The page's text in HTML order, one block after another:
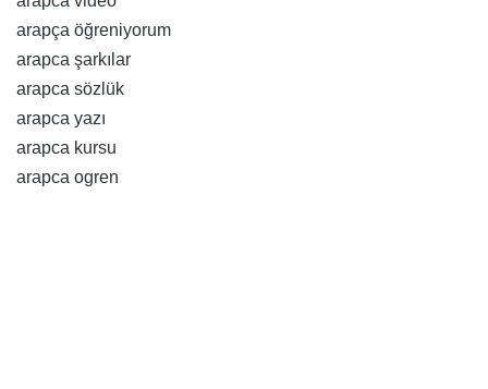
arapça öğreniyorum
arapca şarkılar
arapca sözlük
arapca yazı
arapca kursu
arapca ogren